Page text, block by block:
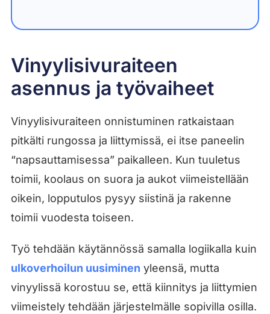
Vinyylisivuraiteen
asennus ja työvaiheet
Vinyylisivuraiteen onnistuminen ratkaistaan
pitkälti rungossa ja liittymissä, ei itse paneelin
“napsauttamisessa” paikalleen. Kun tuuletus
toimii, koolaus on suora ja aukot viimeistellään
oikein, lopputulos pysyy siistinä ja rakenne
toimii vuodesta toiseen.
Työ tehdään käytännössä samalla logiikalla kuin
ulkoverhoilun uusiminen yleensä, mutta
vinyylissä korostuu se, että kiinnitys ja liittymien
viimeistely tehdään järjestelmälle sopivilla osilla.